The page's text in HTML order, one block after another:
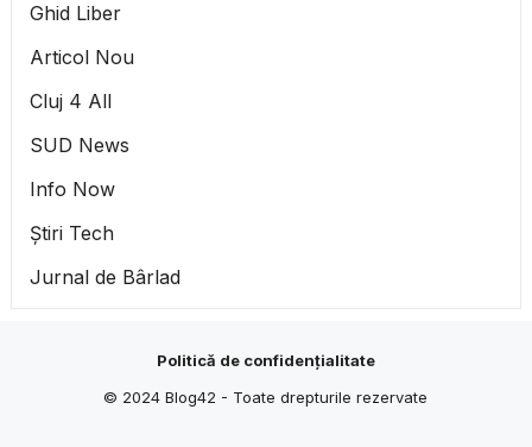
Ghid Liber
Articol Nou
Cluj 4 All
SUD News
Info Now
Știri Tech
Jurnal de Bârlad
Politică de confidențialitate
© 2024Blog42 - Toate drepturile rezervate